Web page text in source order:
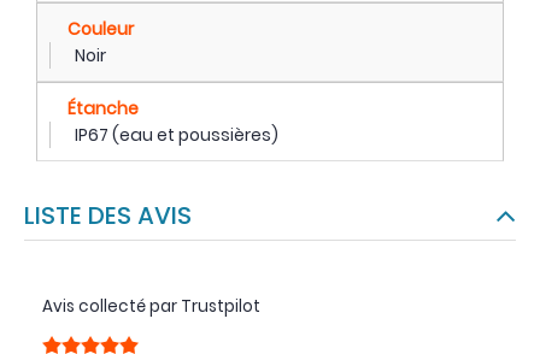
Couleur
Noir
Étanche
IP67 (eau et poussières)
LISTE DES AVIS
Avis collecté par Trustpilot